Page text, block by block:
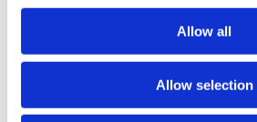
Allow all
Allow selection
Lars Lerin och pr-konsulter – Ulf
SKR hämtar presschef från Region
Toppolitikerna”valfärdar” till Piteå
Burson upp 19 procent